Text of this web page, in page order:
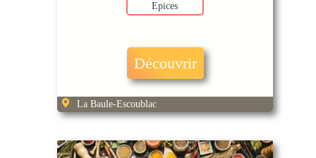
Epices
Découvrir
La Baule-Escoublac